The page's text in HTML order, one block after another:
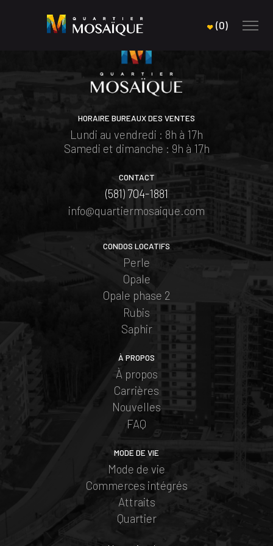
(0)
HORAIRE BUREAUX DES VENTES
Lundi au vendredi : 8h à 17h
Samedi et dimanche : 9h à 17h
CONTACT
(581) 704-1881
info@quartiermosaique.com
CONDOS LOCATIFS
Perle
Opale
Opale phase 2
Rubis
Saphir
À PROPOS
À propos
Carrières
Nouvelles
FAQ
MODE DE VIE
Mode de vie
Commerces intégrés
Attraits
Quartier